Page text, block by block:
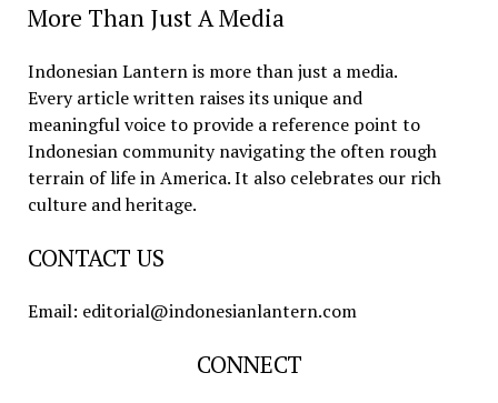
More Than Just A Media
Indonesian Lantern is more than just a media.
Every article written raises its unique and
meaningful voice to provide a reference point to
Indonesian community navigating the often rough
terrain of life in America. It also celebrates our rich
culture and heritage.
CONTACT US
Email: editorial@indonesianlantern.com
CONNECT